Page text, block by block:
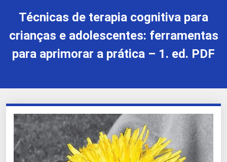
Técnicas de terapia cognitiva para
crianças e adolescentes: ferramentas
para aprimorar a prática – 1. ed. PDF